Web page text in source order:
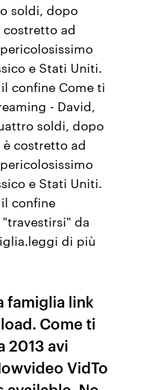
soldi, dopo
costretto ad
e Stati Uniti.
confine Come ti
- David,
soldi, dopo
costretto ad
e Stati Uniti.
confine
da
di più
famiglia link
Come ti
2013 avi
VidTo